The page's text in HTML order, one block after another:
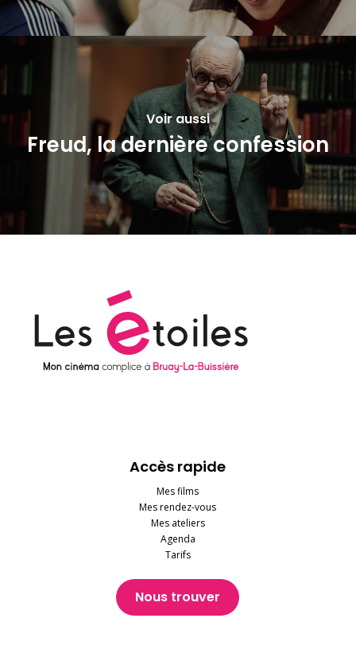
Voir aussi
Freud, la dernière confession
Accès rapide
Mes films
Mes rendez-vous
Mes ateliers
Agenda
Tarifs
Nous trouver